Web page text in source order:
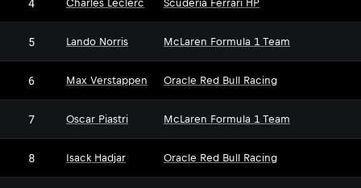
Charles Leclerc Scuderia Ferrari HP
5 Lando Norris McLaren Formula 1 Team
6 Max Verstappen Oracle Red Bull Racing
7 Oscar Piastri McLaren Formula 1 Team
8 Isack Hadjar Oracle Red Bull Racing